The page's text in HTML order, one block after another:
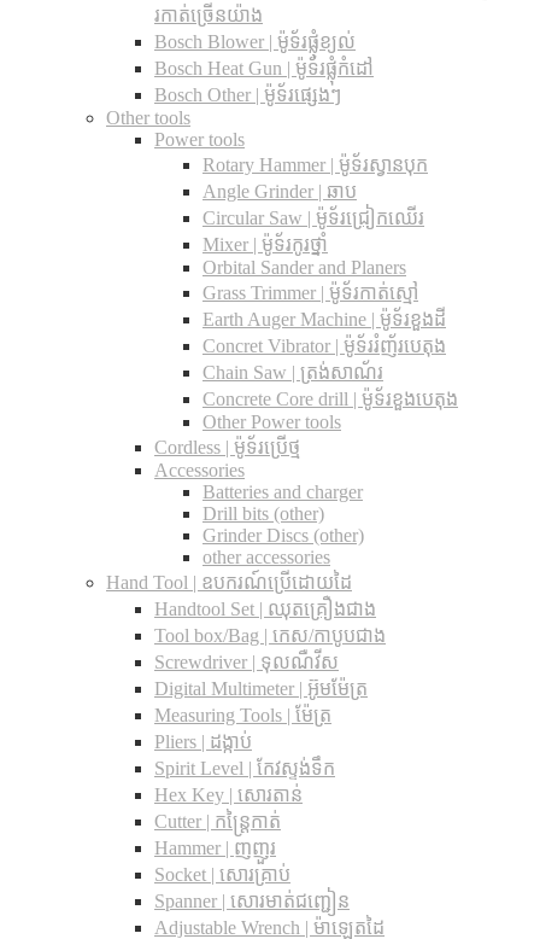
រកាត់ច្រើនយ៉ាង
Bosch Blower | ម៉ូទ័រផ្លុំខ្យល់
Bosch Heat Gun | ម៉ូទ័រផ្លុំកំដៅ
Bosch Other | ម៉ូទ័រផ្សេងៗ
Other tools
Power tools
Rotary Hammer | ម៉ូទ័រស្វានបុក
Angle Grinder | ឆាប
Circular Saw​ | ម៉ូទ័រជ្រៀកឈើរ
Mixer | ម៉ូទ័រកូរថ្នាំ
Orbital Sander and Planers
Grass Trimmer | ម៉ូទ័រកាត់ស្មៅ
Earth Auger Machine | ម៉ូទ័រខួងដី
Concret Vibrator | ម៉ូទ័ររំញ័របេតុង
Chain Saw | ត្រង់សាណ័រ
Concrete Core drill | ម៉ូទ័រខួងបេតុង
Other Power tools
Cordless​ | ម៉ូទ័រប្រើថ្ម
Accessories
Batteries and charger
Drill bits (other)
Grinder Discs (other)
other accessories
Hand Tool | ឧបករណ៍ប្រើដោយដៃ
Handtool Set | ឈុតគ្រឿងជាង
Tool box/Bag | កេស/កាបូបជាង
Screwdriver | ទុលណឺវីស
Digital Multimeter | អ៊ូមម៉ែត្រ
Measuring Tools | ម៉ែត្រ
Pliers | ដង្កាប់
Spirit Level | កែវស្ទង់ទឹក
Hex Key | សោរតាន់
Cutter | កន្រ្តៃកាត់
Hammer | ញញួរ
Socket | សោរគ្រាប់
Spanner |​ សោរមាត់ជញ្ជៀន
Adjustable Wrench |​ ម៉ាឡេតដៃ